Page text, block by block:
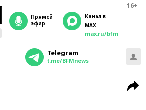
16+
прямой
эфир
Канал в
MAX
max.ru/bfm
Telegram
t.me/BFMnews